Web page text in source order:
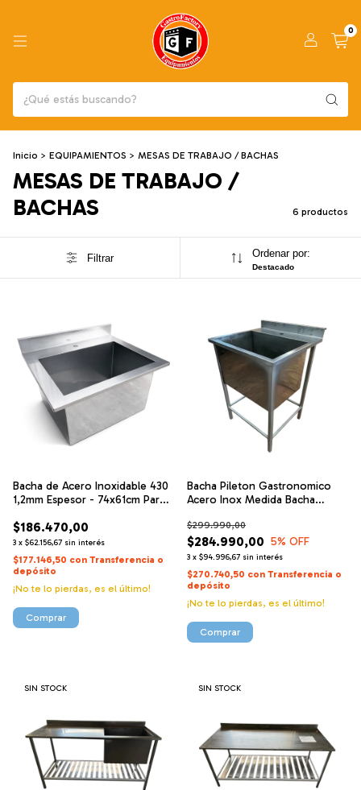
0
Inicio > EQUIPAMIENTOS > MESAS DE TRABAJO / BACHAS
MESAS DE TRABAJO /
BACHAS
6 productos
Filtrar Ordenar por:
Destacado
Bacha de Acero Inoxidable 430
1,2mm Espesor - 74x61cm Para
$186.470,00
3 x $62.156,67 sin interés
$177.146,50 con Transferencia o
depósito
¡No te lo pierdas, es el último!
Bacha Pileton Gastronomico
Acero Inox Medida Bacha
$284.990,00
$299.990,00
5% OFF
3 x $94.996,67 sin interés
$270.740,50 con Transferencia o
depósito
¡No te lo pierdas, es el último!
SIN STOCK SIN STOCK